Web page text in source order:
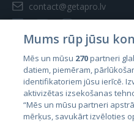
contact@getapro.lv
Страны
Эстония
Латвия
Mums rūp jūsu
Mēs un mūsu 270partneri
datiem, piemēram,
identifikatoriem jūsu ierīcē.
aktivizētas izsekošanas
“Mēs un mūsu partneri
mērķus, savukārt izvēloties